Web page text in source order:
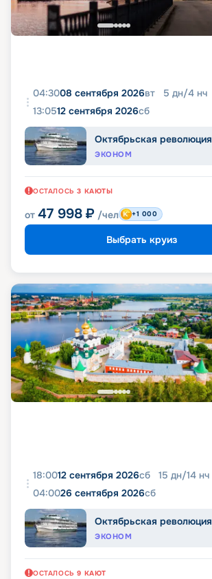
04:3008 сентября 2026вт 5 дн/4 нч
13:0512 сентября 2026сб
Октябрьская революция
ЭКОНОМ
ОСТАЛОСЬ 3 КАЮТЫ
от 47 998 ₽ /чел +1 000
Выбрать круиз
18:0012 сентября 2026сб 15 дн/14 нч
04:0026 сентября 2026сб
Октябрьская революция
ЭКОНОМ
ОСТАЛОСЬ 9 КАЮТ